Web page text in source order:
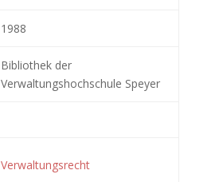
1988
Bibliothek der
Verwaltungshochschule Speyer
Verwaltungsrecht